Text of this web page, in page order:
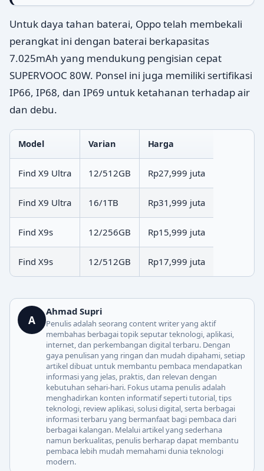
Untuk daya tahan baterai, Oppo telah membekali
perangkat ini dengan baterai berkapasitas
7.025mAh yang mendukung pengisian cepat
SUPERVOOC 80W. Ponsel ini juga memiliki sertifikasi
IP66, IP68, dan IP69 untuk ketahanan terhadap air
dan debu.
Model Varian Harga
Find X9 Ultra 12/512GB Rp27,999 juta
Find X9 Ultra 16/1TB Rp31,999 juta
Find X9s 12/256GB Rp15,999 juta
Find X9s 12/512GB Rp17,999 juta
A
Ahmad Supri
Penulis adalah seorang content writer yang aktif
membahas berbagai topik seputar teknologi, aplikasi,
internet, dan perkembangan digital terbaru. Dengan
gaya penulisan yang ringan dan mudah dipahami, setiap
artikel dibuat untuk membantu pembaca mendapatkan
informasi yang jelas, praktis, dan relevan dengan
kebutuhan sehari-hari. Fokus utama penulis adalah
menghadirkan konten informatif seperti tutorial, tips
teknologi, review aplikasi, solusi digital, serta berbagai
informasi terbaru yang bermanfaat bagi pembaca dari
berbagai kalangan. Melalui artikel yang sederhana
namun berkualitas, penulis berharap dapat membantu
pembaca lebih mudah memahami dunia teknologi
modern.